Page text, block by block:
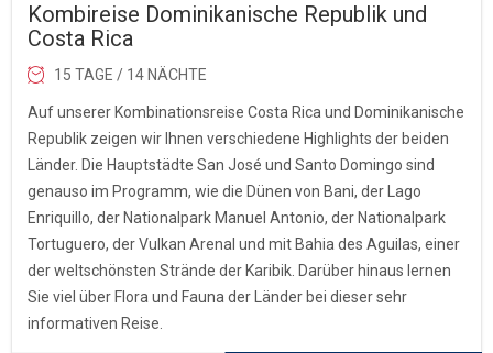
Kombireise Dominikanische Republik und
Costa Rica
15 TAGE / 14 NÄCHTE
Auf unserer Kombinationsreise Costa Rica und Dominikanische
Republik zeigen wir Ihnen verschiedene Highlights der beiden
Länder. Die Hauptstädte San José und Santo Domingo sind
genauso im Programm, wie die Dünen von Bani, der Lago
Enriquillo, der Nationalpark Manuel Antonio, der Nationalpark
Tortuguero, der Vulkan Arenal und mit Bahia des Aguilas, einer
der weltschönsten Strände der Karibik. Darüber hinaus lernen
Sie viel über Flora und Fauna der Länder bei dieser sehr
informativen Reise.